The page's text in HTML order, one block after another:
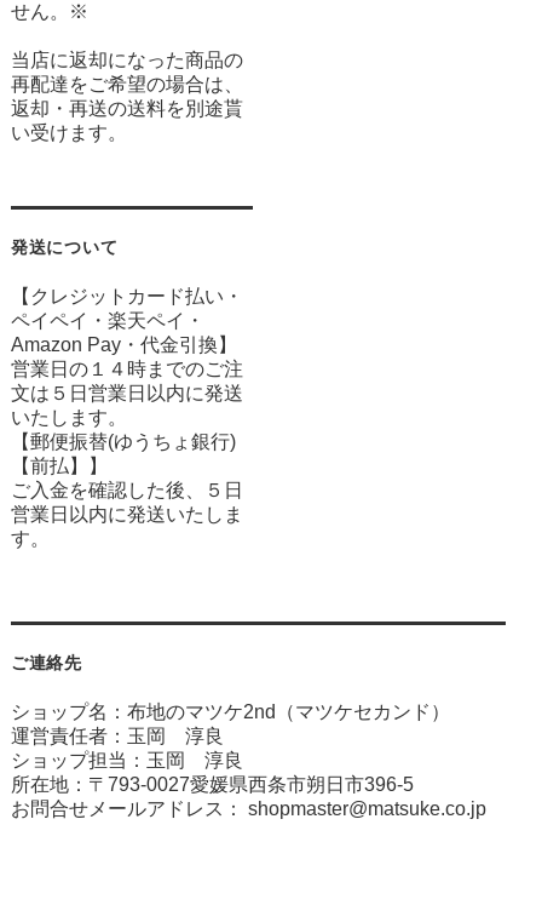
せん。※
当店に返却になった商品の
再配達をご希望の場合は、
返却・再送の送料を別途貰
い受けます。
発送について
【クレジットカード払い・
ペイペイ・楽天ペイ・
Amazon Pay・ 代金引換】
営業日の１４時までのご注
文は５日営業日以内に発送
いたします。
【郵便振替(ゆうちょ銀行)
【前払】】
ご入金を確認した後、５日
営業日以内に発送いたしま
す。
ご連絡先
ショップ名：布地のマツケ2nd（マツケセカンド）
運営責任者：玉岡 淳良
ショップ担当：玉岡 淳良
所在地：〒793-0027愛媛県西条市朔日市396-5
お問合せメールアドレス： shopmaster@matsuke.co.jp